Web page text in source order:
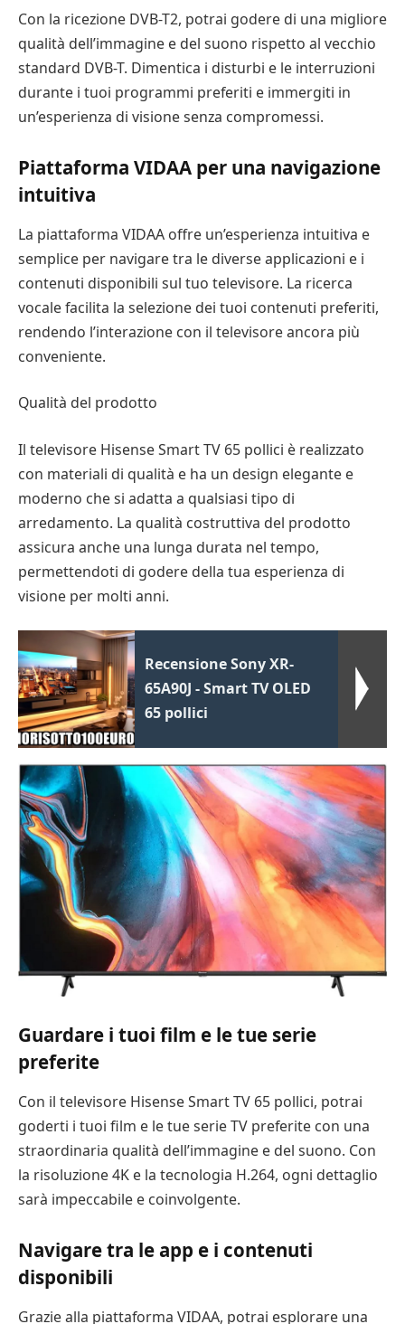
Con la ricezione DVB-T2, potrai godere di una migliore
qualità dell’immagine e del suono rispetto al vecchio
standard DVB-T. Dimentica i disturbi e le interruzioni
durante i tuoi programmi preferiti e immergiti in
un’esperienza di visione senza compromessi.
Piattaforma VIDAA per una navigazione
intuitiva
La piattaforma VIDAA offre un’esperienza intuitiva e
semplice per navigare tra le diverse applicazioni e i
contenuti disponibili sul tuo televisore. La ricerca
vocale facilita la selezione dei tuoi contenuti preferiti,
rendendo l’interazione con il televisore ancora più
conveniente.
Qualità del prodotto
Il televisore Hisense Smart TV 65 pollici è realizzato
con materiali di qualità e ha un design elegante e
moderno che si adatta a qualsiasi tipo di
arredamento. La qualità costruttiva del prodotto
assicura anche una lunga durata nel tempo,
permettendoti di godere della tua esperienza di
visione per molti anni.
Recensione Sony XR-
65A90J - Smart TV OLED
65 pollici
Guardare i tuoi film e le tue serie
preferite
Con il televisore Hisense Smart TV 65 pollici, potrai
goderti i tuoi film e le tue serie TV preferite con una
straordinaria qualità dell’immagine e del suono. Con
la risoluzione 4K e la tecnologia H.264, ogni dettaglio
sarà impeccabile e coinvolgente.
Navigare tra le app e i contenuti
disponibili
Grazie alla piattaforma VIDAA, potrai esplorare una